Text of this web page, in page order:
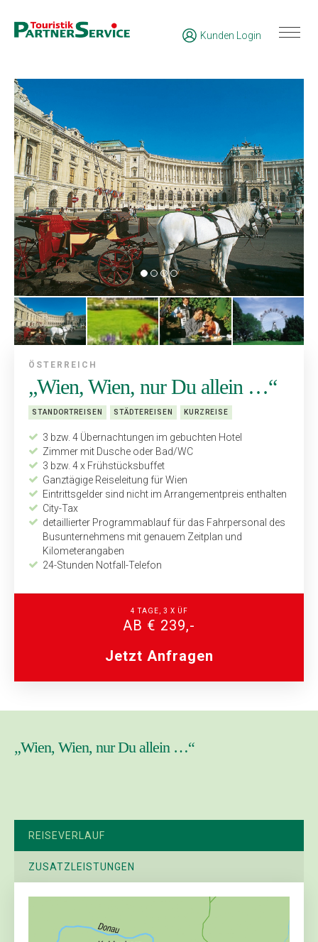
Kunden Login
ÖSTERREICH
„Wien, Wien, nur Du allein …“
STANDORTREISEN STÄDTEREISEN KURZREISE
3 bzw. 4 Übernachtungen im gebuchten Hotel
Zimmer mit Dusche oder Bad/WC
3 bzw. 4 x Frühstücksbuffet
Ganztägige Reiseleitung für Wien
Eintrittsgelder sind nicht im Arrangementpreis enthalten
City-Tax
detaillierter Programmablauf für das Fahrpersonal des
Bus­unternehmens mit genauem Zeitplan und
Kilometerangaben
24-Stunden Notfall-Telefon
4 TAGE, 3 X ÜF
AB € 239,-
Jetzt Anfragen
„Wien, Wien, nur Du allein …“
REISEVERLAUF
ZUSATZLEISTUNGEN